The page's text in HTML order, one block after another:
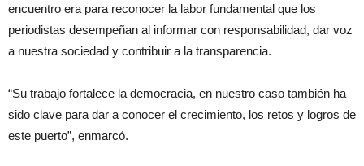
encuentro era para reconocer la labor fundamental que los
periodistas desempeñan al informar con responsabilidad, dar voz
a nuestra sociedad y contribuir a la transparencia.
“Su trabajo fortalece la democracia, en nuestro caso también ha
sido clave para dar a conocer el crecimiento, los retos y logros de
este puerto”, enmarcó.